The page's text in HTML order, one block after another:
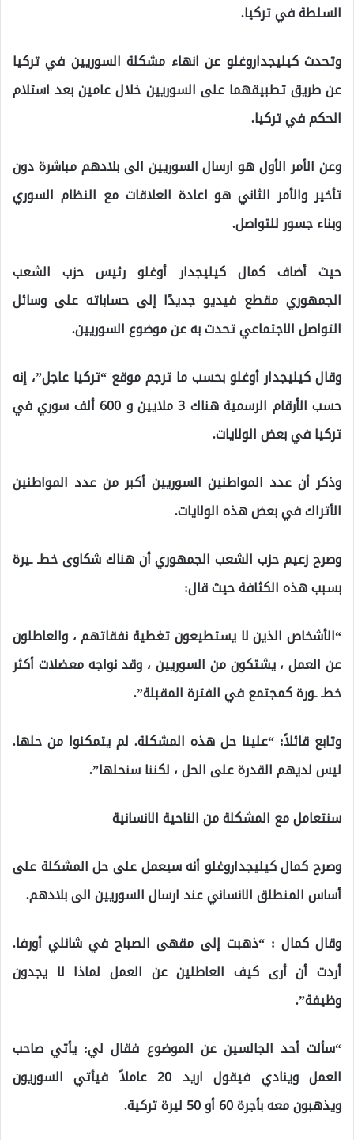
السلطة في تركيا.
وتحدث كيليجداروغلو عن انهاء مشكلة السوريين في تركيا
عن طريق تطبيقهما على السوريين خلال عامين بعد استلام
الحكم في تركيا.
وعن الأمر الأول هو ارسال السوريين الى بلادهم مباشرة دون
تأخير والأمر الثاني هو اعادة العلاقات مع النظام السوري
وبناء جسور للتواصل.
حيث أضاف كمال كيليجدار أوغلو رئيس حزب الشعب
الجمهوري مقطع فيديو جديدًا إلى حساباته على وسائل
التواصل الاجتماعي تحدث به عن موضوع السوريين.
وقال كيليجدار أوغلو بحسب ما ترجم موقع “تركيا عاجل”، إنه
حسب الأرقام الرسمية هناك 3 ملايين و 600 ألف سوري في
تركيا في بعض الولايات.
وذكر أن عدد المواطنين السوريين أكبر من عدد المواطنين
الأتراك في بعض هذه الولايات.
وصرح زعيم حزب الشعب الجمهوري أن هناك شكاوى خطـ ـيرة
بسبب هذه الكثافة حيث قال:
“الأشخاص الذين لا يستطيعون تغطية نفقاتهم ، والعاطلون
عن العمل ، يشتكون من السوريين ، وقد نواجه معضلات أكثر
خطـ ـورة كمجتمع في الفترة المقبلة”.
وتابع قائلاً: “علينا حل هذه المشكلة. لم يتمكنوا من حلها.
ليس لديهم القدرة على الحل ، لكننا سنحلها”.
سنتعامل مع المشكلة من الناحية الانسانية
وصرح كمال كيليجداروغلو أنه سيعمل على حل المشكلة على
أساس المنطلق الانساني عند ارسال السوريين الى بلادهم.
وقال كمال : “ذهبت إلى مقهى الصباح في شانلي أورفا.
أردت أن أرى كيف العاطلين عن العمل لماذا لا يجدون
وظيفة”.
“سألت أحد الجالسين عن الموضوع فقال لي: يأتي صاحب
العمل وينادي فيقول اريد 20 عاملاً فيأتي السوريون
ويذهبون معه بأجرة 60 أو 50 ليرة تركية.